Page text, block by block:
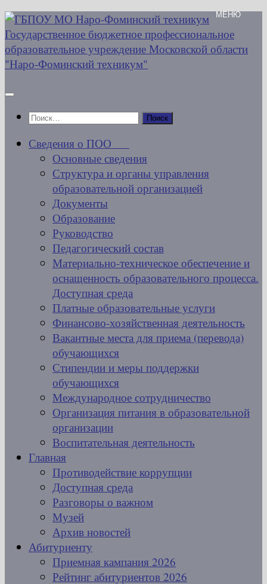
Перейти
к
содержимому
Найти:
Сведения о ПОО
Основные сведения
Структура и органы управления
образовательной организацией
Документы
Образование
Руководство
Педагогический состав
Материально-техническое обеспечение и
оснащенность образовательного процесса.
Доступная среда
Платные образовательные услуги
Финансово-хозяйственная деятельность
Вакантные места для приема (перевода)
обучающихся
Стипендии и меры поддержки
обучающихся
Международное сотрудничество
Организация питания в образовательной
организации
Воспитательная деятельность
Главная
Противодействие коррупции
Доступная среда
Разговоры о важном
Музей
Архив новостей
Абитуриенту
Приемная кампания 2026
Рейтинг абитуриентов 2026